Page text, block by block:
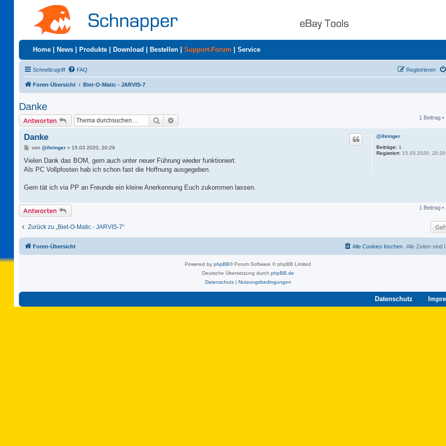
Home News Produkte Download Bestellen Support-Forum Service
Schnellzugriff FAQ Registrieren
Foren-Übersicht Biet-O-Matic - JARVIS-7
Danke
Antworten Suche 1 Beitrag •
@ihringer
Beiträge: 1
Registriert: 15.03.2020, 20:20
Danke
B
i
r
von @ihringer» 15.03.2020, 20:29
Vielen Dank das BOM, gern auch unter neuer Führung wieder funktioniert.
Als PC Vollpfosten hab ich schon fast die Hoffnung ausgegeben.
Gern tät ich via PP an Freunde ein kleine Anerkennung Euch zukommen lassen.
Antworten 1 Beitrag •
Zurück zu „Biet-O-Matic - JARVIS-7“
Foren-Übersicht Alle Zeiten sind
Alle Cookies löschen
Powered by phpBB® Forum Software © phpBB Limited
Deutsche Übersetzung durch phpBB.de
Datenschutz| Nutzungsbedingungen
Datenschutz